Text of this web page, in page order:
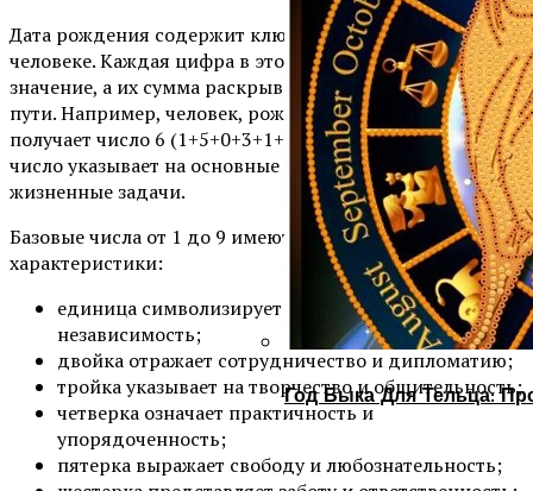
Год Быка Для Тельца:
Дата рождения содержит ключевую информацию о
человеке. Каждая цифра в этой дате имеет собственное
значение, а их сумма раскрывает число жизненного
пути. Например, человек, рожденный 15.03.1985,
получает число 6 (1+5+0+3+1+9+8+5=32, 3+2=5). Это
число указывает на основные черты характера и
жизненные задачи.
Базовые числа от 1 до 9 имеют следующие
характеристики:
единица символизирует лидерство и
независимость;
двойка отражает сотрудничество и дипломатию;
тройка указывает на творчество и общительность;
четверка означает практичность и
упорядоченность;
пятерка выражает свободу и любознательность;